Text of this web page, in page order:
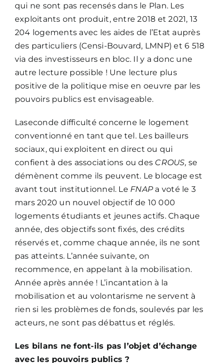
qui ne sont pas recensés dans le Plan. Les
exploitants ont produit, entre 2018 et 2021, 13
204 logements avec les aides de l’Etat auprès
des particuliers (Censi-Bouvard, LMNP) et 6 518
via des investisseurs en bloc. Il y a donc une
autre lecture possible ! Une lecture plus
positive de la politique mise en oeuvre par les
pouvoirs publics est envisageable.
Laseconde difficulté concerne le logement
conventionné en tant que tel. Les bailleurs
sociaux, qui exploitent en direct ou qui
confient à des associations ou des CROUS,se
démènent comme ils peuvent. Le blocage est
avant tout institutionnel. Le FNAPa voté le 3
mars 2020 un nouvel objectif de 10 000
logements étudiants et jeunes actifs. Chaque
année, des objectifs sont fixés, des crédits
réservés et, comme chaque année, ils ne sont
pas atteints. L’année suivante, on
recommence, en appelant à la mobilisation.
Année après année ! L’incantation à la
mobilisation et au volontarisme ne servent à
rien si les problèmes de fonds, soulevés par les
acteurs, ne sont pas débattus et réglés.
Les bilans ne font-ils pas l’objet d’échange
avec les pouvoirs publics ?